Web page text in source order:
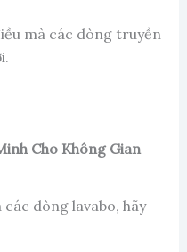
mà các dòng truyền
Cho Không Gian
dòng lavabo, hãy